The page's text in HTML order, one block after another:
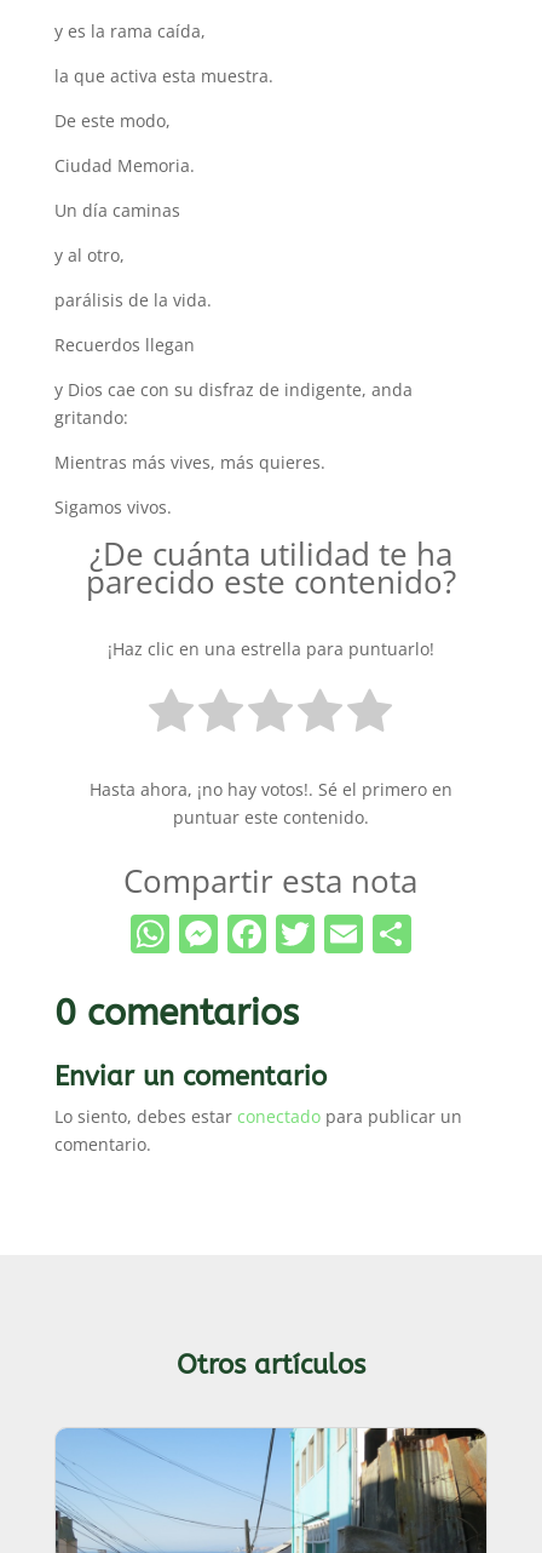
y es la rama caída,
la que activa esta muestra.
De este modo,
Ciudad Memoria.
Un día caminas
y al otro,
parálisis de la vida.
Recuerdos llegan
y Dios cae con su disfraz de indigente, anda
gritando:
Mientras más vives, más quieres.
Sigamos vivos.
¿De cuánta utilidad te ha
parecido este contenido?
¡Haz clic en una estrella para puntuarlo!
Hasta ahora, ¡no hay votos!. Sé el primero en
puntuar este contenido.
Compartir esta nota
WhatsApp
Messenger
Facebook
Twitter
Email
0 comentarios
Enviar un comentario
Lo siento, debes estar conectadopara publicar un
comentario.
Otros artículos